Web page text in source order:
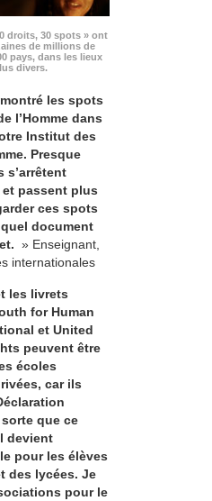
droits, 30 spots » ont
de millions de
pays, dans les lieux
divers.
les spots
l’Homme dans
Institut des
Presque
s’arrêtent
et passent plus
ces spots
document
» Enseignant,
internationales
les livrets
for Human
et United
peuvent être
écoles
car ils
que ce
devient
pour les élèves
des lycées. Je
pour le